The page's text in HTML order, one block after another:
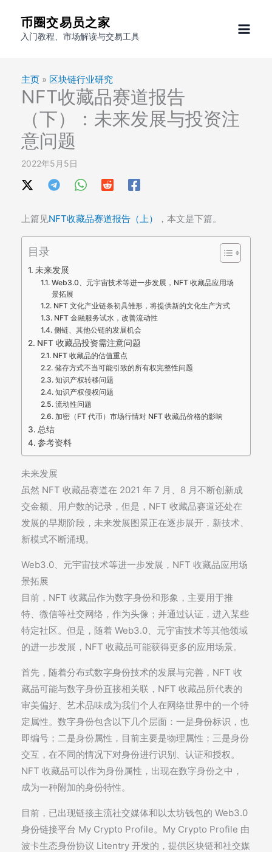
币圈交易员之家
入门教程、市场解读与交易工具
主页 » 区块链行业研究
NFT收藏品赛道报告
（下）：未来发展与投资注
意问题
2022年5月5日
上篇见NFT收藏品赛道报告（上） ，本文是下篇。
目录
未来发展
Web3.0、元宇宙技术等进一步发展，NFT 收藏品应用场
景拓展
NFT 文化产业链条初具雏形，将提供新的文化生产方式
NFT 金融服务试水，改善流动性
侧链、其他公链的发展机会
NFT 收藏品投资需注意问题
NFT 收藏品的估值重点
储存方式不当可能引致的所有权完整性问题
知识产权转移问题
知识产权侵权问题
流动性问题
加密（FT 代币）市场行情对 NFT 收藏品价格的影响
总结
参考资料
未来发展
虽然 NFT 收藏品赛道在 2021 年 7 月、8 月不断创新成
交金额、用户数的记录，但是，NFT 收藏品赛道还处在
发展的早期阶段，未来发展图景正在逐步展开，新技术、
新模式不断涌现。
Web3.0、元宇宙技术等进一步发展，NFT 收藏品应用场
景拓展
目前，NFT 收藏品作为数字身份和形象，主要用于推
特、微信等社交网络，作为头像；并通过认证，进入某些
特定社区。但是，随着 Web3.0、元宇宙技术等其他领域
的进一步发展，NFT 收藏品可能获得更多的应用场景。
首先，随着分布式数字身份技术的发展与完善，NFT 收
藏品可能与数字身份直接相关联，NFT 收藏品所代表的
审美偏好、艺术品味成为我们个人在网络世界中的一个特
定属性。数字身份包含以下几个层面：一是身份标识，也
即编号；二是身份属性，目前主要是物理属性；三是身份
交互，在不同的情况下对身份进行识别、认证和授权。
NFT 收藏品可以作为身份属性，出现在数字身份之中，
成为一种附加的身份特性。
目前，已出现链接主流社交媒体和以太坊钱包的 Web3.0
身份链接平台 My Crypto Profile。My Crypto Profile 由
波卡生态身份协议 Litentry 开发的，提供区块链和社交媒